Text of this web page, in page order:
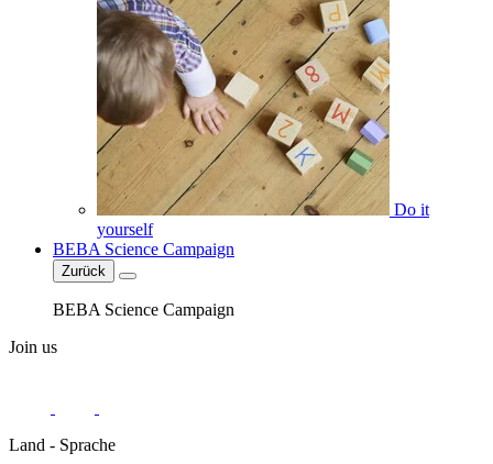
Do it
yourself
BEBA Science Campaign
Zurück
BEBA Science Campaign
Join us
Land - Sprache